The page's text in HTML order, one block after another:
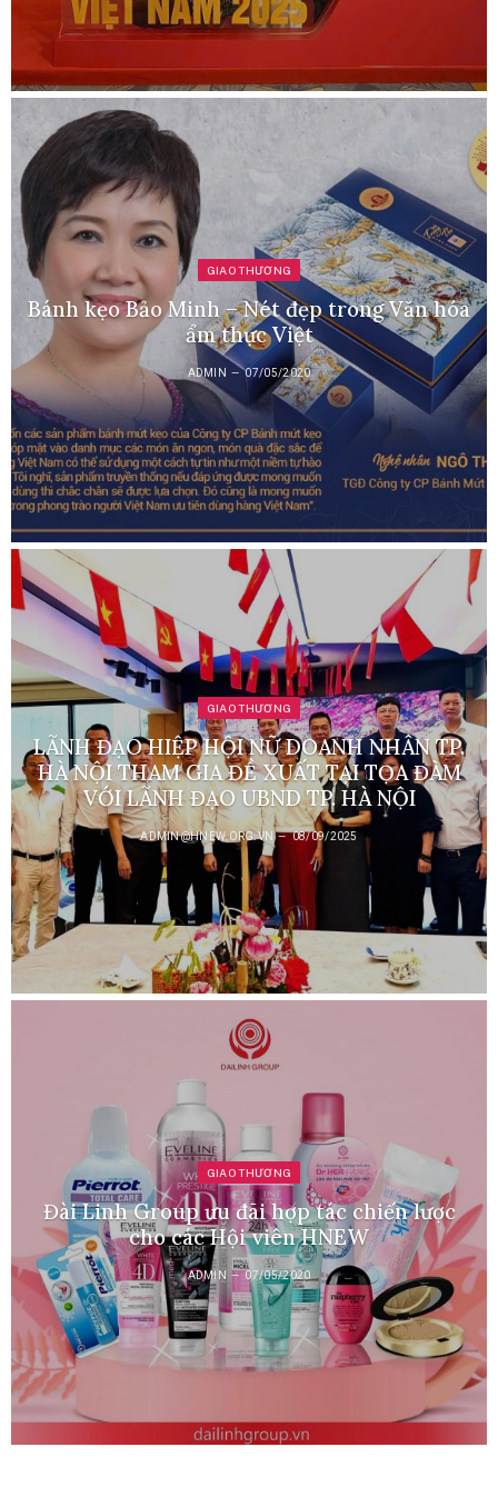
GIAO THƯƠNG
Bánh kẹo Bảo Minh – Nét đẹp trong Văn hóa
ẩm thực Việt
ADMIN 07/05/2020
GIAO THƯƠNG
LÃNH ĐẠO HIỆP HỘI NỮ DOANH NHÂN TP.
HÀ NỘI THAM GIA ĐỀ XUẤT TẠI TỌA ĐÀM
VỚI LÃNH ĐẠO UBND TP. HÀ NỘI
ADMIN@HNEW.ORG.VN 08/09/2025
GIAO THƯƠNG
Đài Linh Group ưu đãi hợp tác chiến lược
cho các Hội viên HNEW
ADMIN 07/05/2020